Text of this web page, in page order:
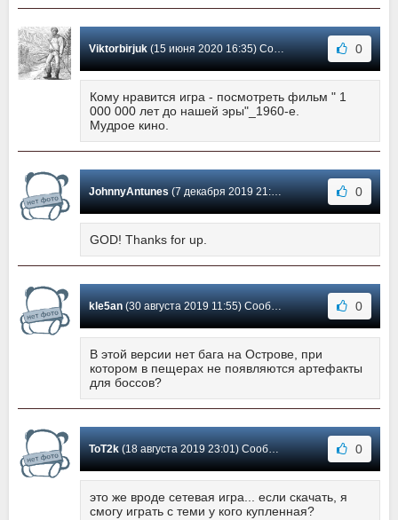
Viktorbirjuk(15 июня 2020 16:35) Сообщение #33 0
Кому нравится игра - посмотреть фильм " 1
000 000 лет до нашей эры"_1960-е.
Мудрое кино.
JohnnyAntunes(7 декабря 2019 21:34) Сообщение #32 0
GOD! Thanks for up.
kle5an(30 августа 2019 11:55) Сообщение #31 0
В этой версии нет бага на Острове, при
котором в пещерах не появляются артефакты
для боссов?
ToT2k(18 августа 2019 23:01) Сообщение #30 0
это же вроде сетевая игра... если скачать, я
смогу играть с теми у кого купленная?